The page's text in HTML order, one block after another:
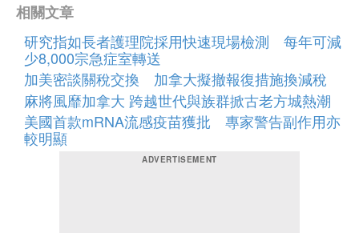
相關文章
研究指如長者護理院採用快速現場檢測 每年可減
少8,000宗急症室轉送
加美密談關稅交換 加拿大擬撤報復措施換減稅
麻將風靡加拿大 跨越世代與族群掀古老方城熱潮
美國首款mRNA流感疫苗獲批 專家警告副作用亦
較明顯